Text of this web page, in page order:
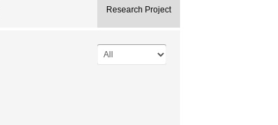
Research Project